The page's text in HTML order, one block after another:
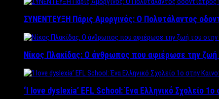
ΣΥΝΕΝΤΕΥΞΗ Πάρις Αμοργινός: O Πολυτάλαντος
Νίκος Πλακίδας: O άνθρωπος που αφιέρωσε την
‘Ι love dyslexia’ EFL School: Ένα Ελληνικό Σχολείo